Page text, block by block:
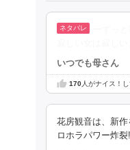
寂しい女は寂し
いつでも母さん
170人がナイス！
花房観音は、新
ロホラパワー炸